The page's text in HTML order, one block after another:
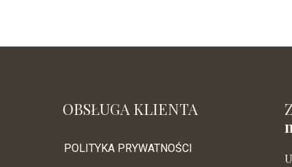
OBSŁUGA KLIENTA
POLITYKA PRYWATNOŚCI